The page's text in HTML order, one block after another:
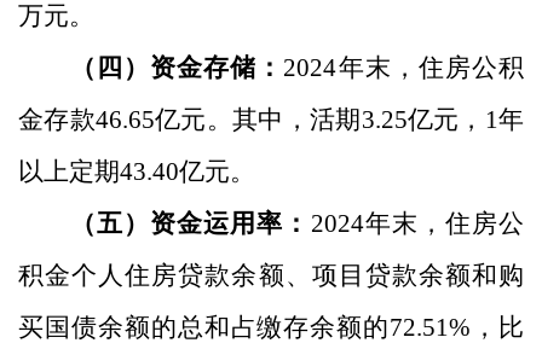
万元。
（四）资金存储： 2024年末，住房公积
金存款46.65亿元。其中，活期3.25亿元， 1年
以上定期43.40亿元。
（五）资金运用率： 2024年末，住房公
积金个人住房贷款余额、项目贷款余额和购
买国债余额的总和占缴存余额的72.51% ，比